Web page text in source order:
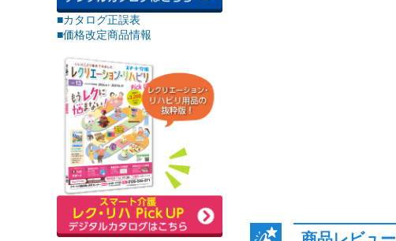
■カタログ正誤表
■価格改定商品情報